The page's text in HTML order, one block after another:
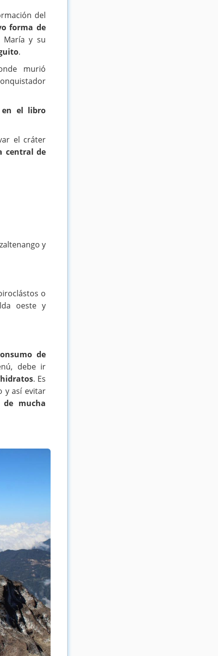
del
forma de
María y su
.
murió
en el libro
el cráter
central de
y
o
oeste y
de
debe ir
. Es
y así evitar
de mucha